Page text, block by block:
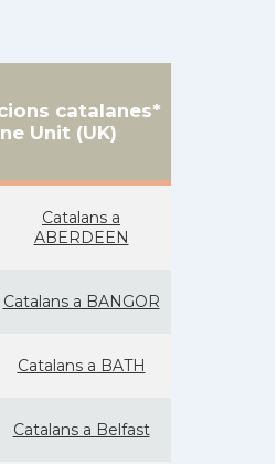
catalanes*
Unit (UK)
Catalans a
ABERDEEN
Catalans a BANGOR
Catalans a BATH
Catalans a Belfast